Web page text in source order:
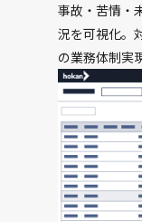
事故・苦情・
況を可視化。
の業務体制実